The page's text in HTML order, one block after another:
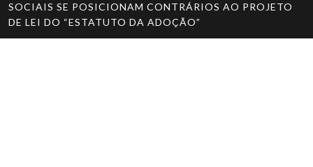
SOCIAIS SE POSICIONAM CONTRÁRIOS AO PROJETO
DE LEI DO “ESTATUTO DA ADOÇÃO”